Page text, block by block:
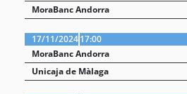
MoraBanc Andorra
17/11/202417:00
MoraBanc Andorra
Unicaja de Màlaga